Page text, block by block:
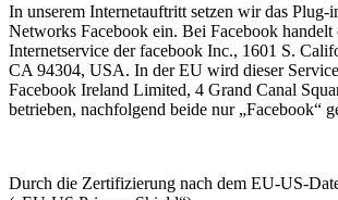
In unserem Internetauftritt setzen wir das Plug-
Networks Facebook ein. Bei Facebook handelt
Internetservice der facebook Inc., 1601 S.
CA 94304, USA. In der EU wird dieser
Facebook Ireland Limited, 4 Grand Canal
betrieben, nachfolgend beide nur „Facebook“
Durch die Zertifizierung nach dem EU-US-